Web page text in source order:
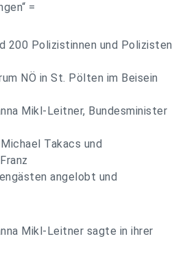
=
200 Polizistinnen und Polizisten
NÖ in St. Pölten im Beisein
Mikl-Leitner, Bundesminister
Takacs und
angelobt und
Mikl-Leitner sagte in ihrer